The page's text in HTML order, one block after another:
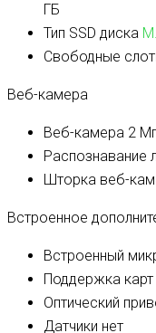
ГБ
Тип SSD диска
Свободные
Веб-камера
Веб-камера 2
Распознавание
Шторка веб-
Встроенное
Встроенный
Поддержка
Оптический
Датчики нет